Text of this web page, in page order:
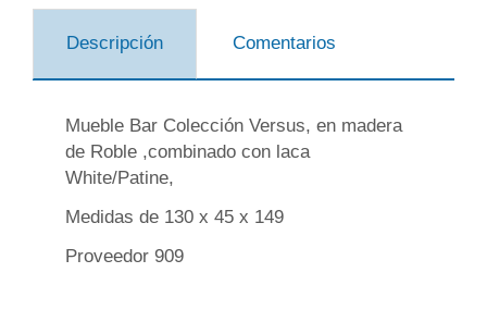
Descripción Comentarios
Mueble Bar Colección Versus, en madera
de Roble ,combinado con laca
White/Patine,
Medidas de 130 x 45 x 149
Proveedor 909